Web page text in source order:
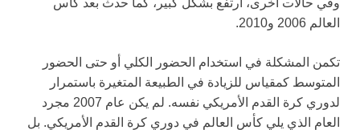
وفي حالات أخرى، ارتفع بشكل كبير، كما حدث بعد كأس
العالم 2006 و2010.
تكمن المشكلة في استخدام الحضور الكلي أو حتى الحضور
المتوسط كمقياس للزيادة في الطبيعة المتغيرة باستمرار
لدوري كرة القدم الأمريكي نفسه. لم يكن عام 2007 مجرد
العام الذي يلي كأس العالم في دوري كرة القدم الأمريكي. بل